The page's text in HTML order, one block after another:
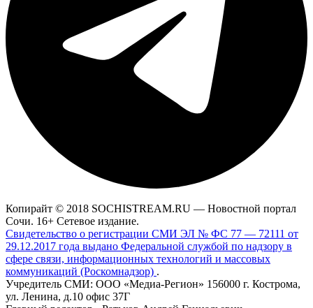
Копирайт © 2018 SOCHISTREAM.RU — Новостной портал
Сочи. 16+ Сетевое издание.
Свидетельство о регистрации СМИ ЭЛ № ФС 77 — 72111 от
29.12.2017 года выдано Федеральной службой по надзору в
сфере связи, информационных технологий и массовых
коммуникаций (Роскомнадзор) .
Учредитель СМИ: ООО «Медиа-Регион» 156000 г. Кострома,
ул. Ленина, д.10 офис 37Г